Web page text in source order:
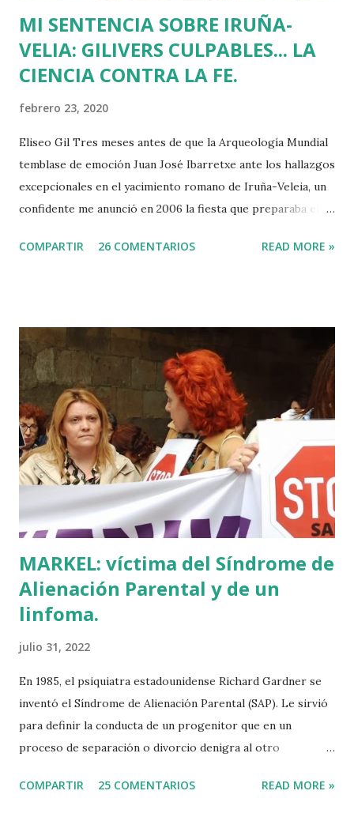
MI SENTENCIA SOBRE IRUÑA-
VELIA: GILIVERS CULPABLES... LA
CIENCIA CONTRA LA FE.
febrero 23, 2020
Eliseo Gil Tres meses antes de que la Arqueología Mundial
temblase de emoción Juan José Ibarretxe ante los hallazgos
excepcionales en el yacimiento romano de Iruña-Veleia, un
confidente me anunció en 2006 la fiesta que preparaba el
primer calvario de la Cristiandad (con un sonrojante RIP en
por un presunto maestro egipcio llegado desde el Nilo
para educar a los niños de la villa romana. Mi informador y
yo hacíamos risas ante la casualidad de las casualidades:
Euskadi era de nuevo pionera. Ibarretxe dormía entonces
en Ajuria Enea y no paraba de contar a tirios y troyanos que
Euskal Herria era un pueblo con 7.000 años de antigüedad.
Por fin llegaba la arqueología para confirmar sus teorías.
Tuvo que ser su consejera de Cultura y portavoz Miren
Azkarate ...
COMPARTIR 26 COMENTARIOS READ MORE »
MARKEL: víctima del Síndrome de
Alienación Parental y de un
linfoma.
julio 31, 2022
En 1985, el psiquiatra estadounidense Richard Gardner se
inventó el Síndrome de Alienación Parental (SAP). Le sirvió
para definir la conducta de un progenitor que en un
proceso de separación o divorcio denigra al otro
machismo predominante hace 40 años sirvió incluso para
COMPARTIR 25 COMENTARIOS READ MORE »